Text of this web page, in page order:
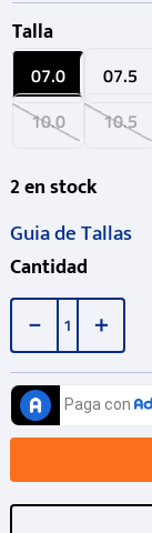
Talla
07.0 07.5
10.0
10.5
2en stock
Guia de Tallas
Cantidad
＋
－